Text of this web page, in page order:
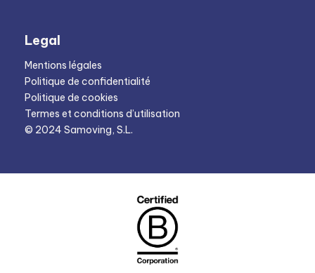
Legal
Mentions légales
Politique de confidentialité
Politique de cookies
Termes et conditions d’utilisation
© 2024 Samoving, S.L.